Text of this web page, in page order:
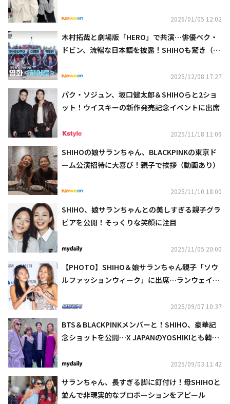
2026/01/05 12:02
木村拓哉と劇場版「HERO」で共演…俳優ペク・
ドビン、流暢な日本語を披露！SHIHOも驚き（動
2025/12/08 17:27
パク・ソジュン、坂口健太郎＆SHIHOらと2ショ
ット！ウイスキーの新作発売記念イベントに出席
2025/11/18 11:09
SHIHOの娘サランちゃん、BLACKPINKの東京ド
ーム公演招待に大喜び！親子で挨拶（動画あり）
2025/11/10 18:00
SHIHO、娘サランちゃんとの美しすぎる親子グラ
ビアを公開！そっくりな笑顔に注目
2025/11/05 20:00
【PHOTO】SHIHO＆娘サランちゃん親子「ソウ
ルファッションウィーク」に出席…ランウェイに
2025/09/07 10:37
BTS＆BLACKPINKメンバーと！SHIHO、豪華記
念ショットを公開…X JAPANのYOSHIKIとも韓国
2025/09/03 11:42
サランちゃん、長すぎる脚に釘付け！母SHIHOと
並んで非現実的なプロポーションをアピール